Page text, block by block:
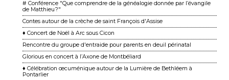
# Conférence "Que comprendre de la généalogie donnée par l’évangile
de Matthieu ?"
Contes autour de la crèche de saint François d'Assise
♦ Concert de Noël à Arc sous Cicon
Rencontre du groupe d'entraide pour parents en deuil périnatal
Glorious en concert à l’Axone de Montbéliard
♦ Célébration œcuménique autour de la Lumière de Bethléem à
Pontarlier